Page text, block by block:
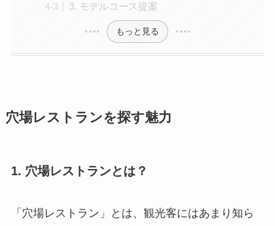
3. モデルコース提案
もっと見る
穴場レストランを探す魅力
1. 穴場レストランとは？
「穴場レストラン」とは、観光客にはあまり知ら